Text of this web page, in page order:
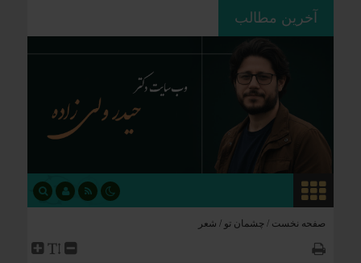
آخرین مطالب
ردپای استعمار بر جغرافیای سیاسی؛
صفحه نخست / چشمان تو / شعر